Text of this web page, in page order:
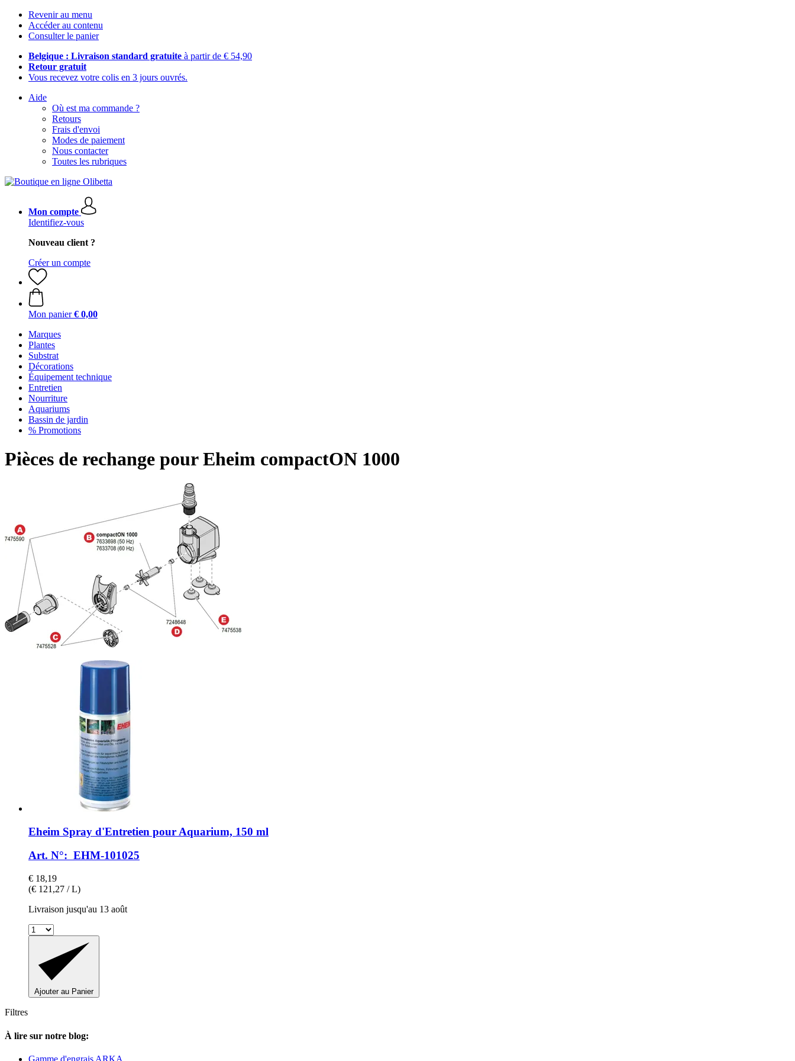
Revenir au menu
Accéder au contenu
Consulter le panier
Belgique : Livraison standard gratuite à partir de € 54,90
Retour gratuit
Vous recevez votre colis en 3 jours ouvrés.
Aide
Où est ma commande ?
Retours
Frais d'envoi
Modes de paiement
Nous contacter
Toutes les rubriques
Mon compte
Identifiez-vous
Nouveau client ?
Créer un compte
Mon panier € 0,00
Marques
Plantes
Substrat
Décorations
Équipement technique
Entretien
Nourriture
Aquariums
Bassin de jardin
% Promotions
Pièces de rechange pour Eheim compactON 1000
Eheim Spray d'Entretien pour Aquarium, 150 ml
Art. N°: EHM-101025
€ 18,19
(€ 121,27 / L)
Livraison jusqu'au 13 août
Ajouter au Panier
Filtres
À lire sur notre blog:
Gamme d'engrais ARKA